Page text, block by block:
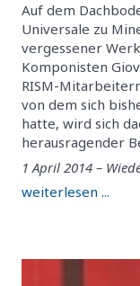
Auf dem
Universale zu
vergessener
Komponisten
RISM-
von dem sich
hatte, wird sich
herausragender
1 April 2014 –
weiterlesen ...